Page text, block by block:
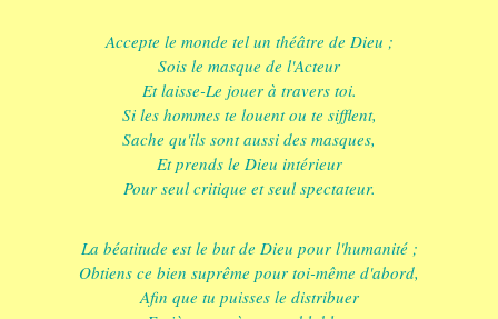
Accepte le monde tel un théâtre de Dieu ;
Sois le masque de l'Acteur
Et laisse-Le jouer à travers toi.
Si les hommes te louent ou te sifflent,
Sache qu'ils sont aussi des masques,
Et prends le Dieu intérieur
Pour seul critique et seul spectateur.
La béatitude est le but de Dieu pour l'humanité ;
Obtiens ce bien suprême pour toi-même d'abord,
Afin que tu puisses le distribuer